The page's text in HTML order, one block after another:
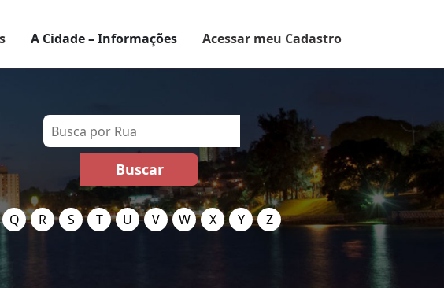
A Cidade – Informações Acessar meu Cadastro
Q R S T U V W X Y Z